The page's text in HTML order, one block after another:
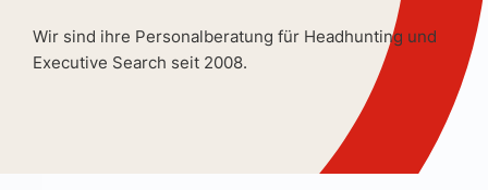
Wir sind ihre Personalberatung für Headhunting und
Executive Search seit 2008.